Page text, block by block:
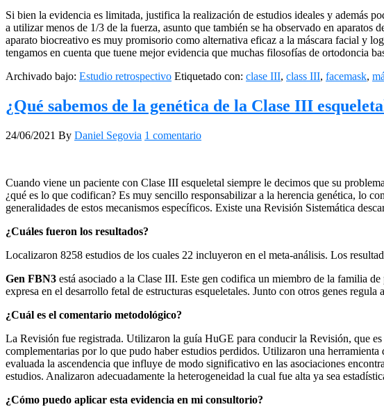
Si bien la evidencia es limitada, justifica la realización de estudios ideales y además
a utilizar menos de 1/3 de la fuerza, asunto que también se ha observado en
aparato biocreativo es muy promisorio como alternativa eficaz a la máscara facial y
tengamos en cuenta que tuene mejor evidencia que muchas filosofías de ortodoncia
Archivado bajo: Estudio retrospectivo Etiquetado con: clase III, class III, facemask,
¿Qué sabemos de la genética de la Clase III
24/06/2021 By Daniel Segovia 1 comentario
Cuando viene un paciente con Clase III esqueletal siempre le decimos que su
¿qué es lo que codifican? Es muy sencillo responsabilizar a la herencia genética, lo
generalidades de estos mecanismos específicos. Existe una Revisión Sistemática
¿Cuáles fueron los resultados?
Localizaron 8258 estudios de los cuales 22 incluyeron en el meta-análisis. Los
Gen FBN3 está asociado a la Clase III. Este gen codifica un miembro de la familia
expresa en el desarrollo fetal de estructuras esqueletales. Junto con otros genes regula
¿Cuál es el comentario metodológico?
La Revisión fue registrada. Utilizaron la guía HuGE para conducir la Revisión, que
complementarias por lo que pudo haber estudios perdidos. Utilizaron una
evaluada la ascendencia que influye de modo significativo en las asociaciones
estudios. Analizaron adecuadamente la heterogeneidad la cual fue alta ya sea
¿Cómo puedo aplicar esta evidencia en mi consultorio?